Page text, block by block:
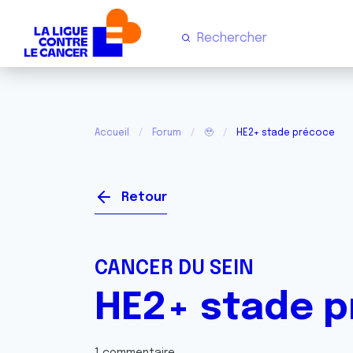
Accueil Forum 🥹 HE2+ stade précoce
Retour
CANCER DU SEIN
HE2+ stade